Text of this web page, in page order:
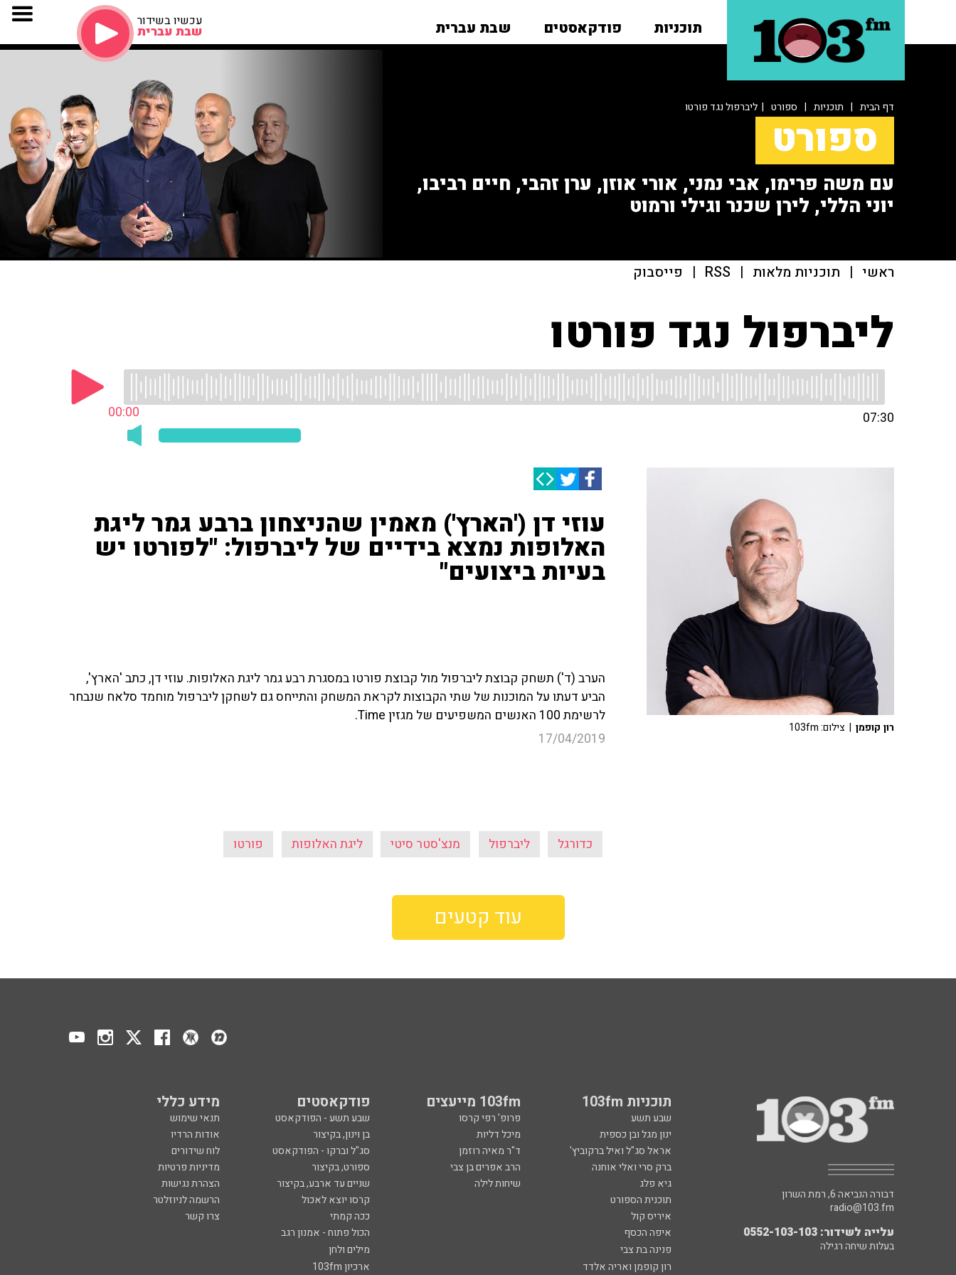
תוכניות פודקאסטים שבת עברית עכשיו בשידור
שבת עברית
דף הבית | תוכניות | ספורט | ליברפול נגד פורטו
ספורט
עם משה פרימו, אבי נמני, אורי אוזן, ערן זהבי, חיים רביבו,
יוני הללי, לירן שכנר וגילי ורמוט
ראשי | תוכניות מלאות |
RSS
| פייסבוק
ליברפול נגד פורטו
00:00 07:30
עוזי דן ('הארץ') מאמין שהניצחון ברבע גמר ליגת
האלופות נמצא בידיים של ליברפול: "לפורטו יש
בעיות ביצועים"
הערב (ד') תשחק קבוצת ליברפול מול קבוצת פורטו במסגרת רבע גמר ליגת האלופות. עוזי דן, כתב 'הארץ',
הביע דעתו על המוכנות של שתי הקבוצות לקראת המשחק והתייחס גם לשחקן ליברפול מוחמד סלאח שנבחר
לרשימת 100 האנשים המשפיעים של מגזין Time.
17/04/2019
כדורגל ליברפול מנצ'סטר סיטי ליגת האלופות פורטו
רון קופמן | צילום: 103fm
עוד קטעים
תוכניות 103fm 103fm מייעצים פודקאסטים מידע כללי
שבע תשע פרופ' רפי קרסו שבע תשע - הפודקאסט
תנאי שימוש
ינון מגל ובן כספית
מיכל דליות בן וינון, בקיצור
אודות הרדיו
אראל סג"ל ואיל ברקוביץ'
ד"ר מאיה רוזמן סג"ל וברקו - הפודקאסט
לוח שידורים
ברק סרי ואלי אוחנה
הרב אפרים בן צבי ספורט, בקיצור
מדיניות פרטיות
גיא פלג
שיחות לילה שניים עד ארבע, בקיצור
הצהרת נגישות
תוכנית הספורט
קרסו יוצא לאכול
הרשמה לניוזלטר
איריס קול
ככה קמתי
צרו קשר
איפה הכסף
הכול פתוח - אמנון רגב
פנינה בת צבי
מילים ולחן
רון קופמן ואריה אלדד
ארכיון 103fm
דבורה הנביאה 6, רמת השרון
radio@103.fm
עלייה לשידור: 0552-103-103
בעלות שיחה רגילה